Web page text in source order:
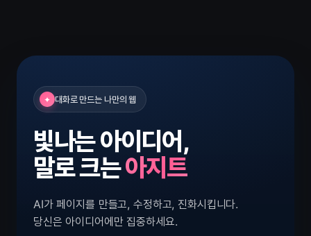
✦ 대화로 만드는 나만의 웹
빛나는 아이디어,
말로 크는아지트
AI가 페이지를 만들고, 수정하고, 진화시킵니다.
당신은 아이디어에만 집중하세요.